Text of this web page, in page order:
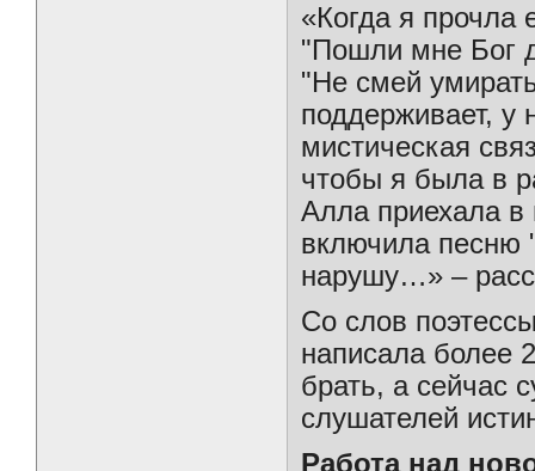
«Когда я прочла
"Пошли мне Бог
"Не смей
поддерживает, у
мистическая
чтобы я была в
Алла приехала в
включила песню
нарушу…» –
Со слов
написала более
брать, а сейчас
слушателей
Работа над